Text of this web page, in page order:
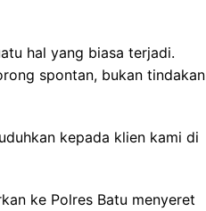
hal yang biasa terjadi.
spontan, bukan tindakan
kepada klien kami di
ke Polres Batu menyeret